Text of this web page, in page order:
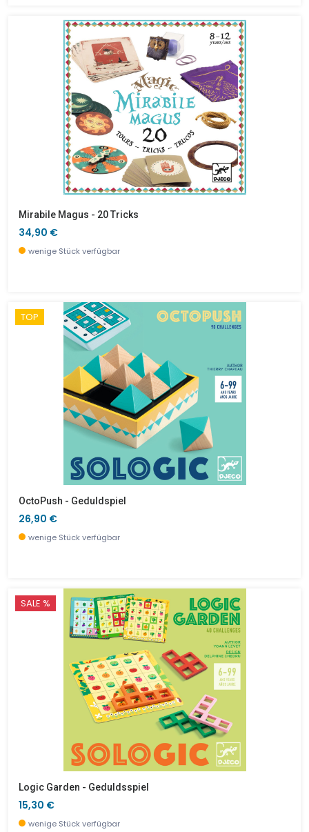
Mirabile Magus - 20 Tricks
34,90 €
wenige Stück verfügbar
TOP
OctoPush - Geduldspiel
26,90 €
wenige Stück verfügbar
SALE %
Logic Garden - Geduldsspiel
15,30 €
wenige Stück verfügbar